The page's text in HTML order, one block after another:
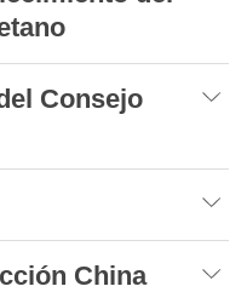
Consejo
China